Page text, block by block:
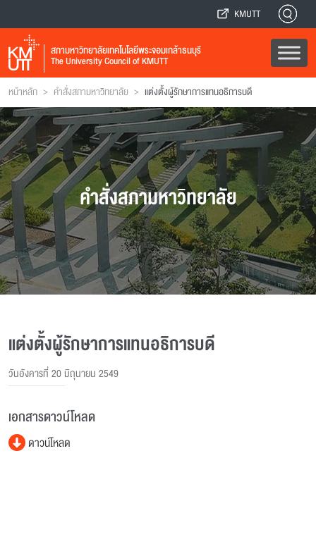
KMUTT
สภามหาวิทยาลัยเทคโนโลยีพระจอมเกล้าธนบุรี
The University Council of KMUTT
หน้าหลัก > คำสั่งสภามหาวิทยาลัย > แต่งตั้งผู้รักษาการแทนอธิการบดี
คำสั่งสภามหาวิทยาลัย
แต่งตั้งผู้รักษาการแทนอธิการบดี
วันอังคารที่ 20 มิถุนายน 2549
เอกสารดาวน์โหลด
ดาวน์โหลด